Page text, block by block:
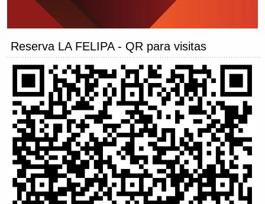
Reserva LA FELIPA - QR para visitas